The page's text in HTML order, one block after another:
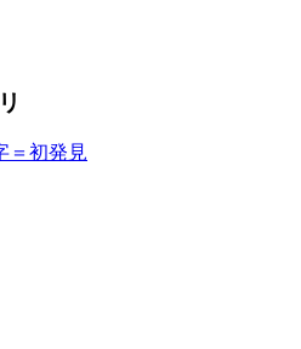
＝初発見